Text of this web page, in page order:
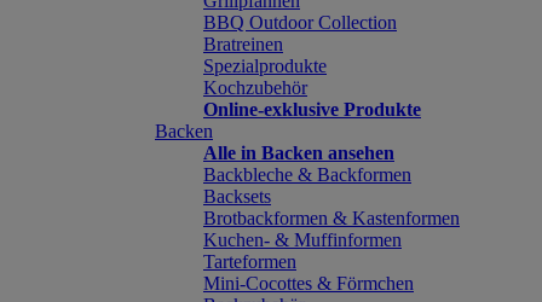
BBQ Outdoor Collection
Bratreinen
Spezialprodukte
Kochzubehör
Online-exklusive Produkte
Backen
Alle in Backen ansehen
Backbleche & Backformen
Backsets
Brotbackformen & Kastenformen
Kuchen- & Muffinformen
Tarteformen
Mini-Cocottes & Förmchen